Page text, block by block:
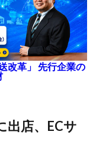
改革」 先行企業の